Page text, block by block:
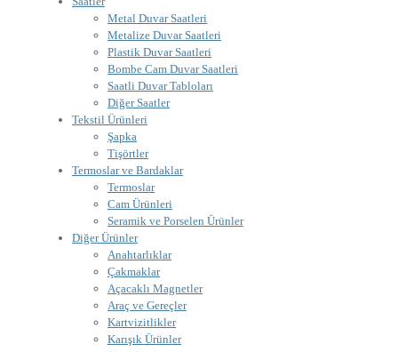
Metal Duvar Saatleri
Metalize Duvar Saatleri
Plastik Duvar Saatleri
Bombe Cam Duvar Saatleri
Saatli Duvar Tabloları
Diğer Saatler
Tekstil Ürünleri
Şapka
Tişörtler
Termoslar ve Bardaklar
Termoslar
Cam Ürünleri
Seramik ve Porselen Ürünler
Diğer Ürünler
Anahtarlıklar
Çakmaklar
Açacaklı Magnetler
Araç ve Gereçler
Kartvizitlikler
Karışık Ürünler